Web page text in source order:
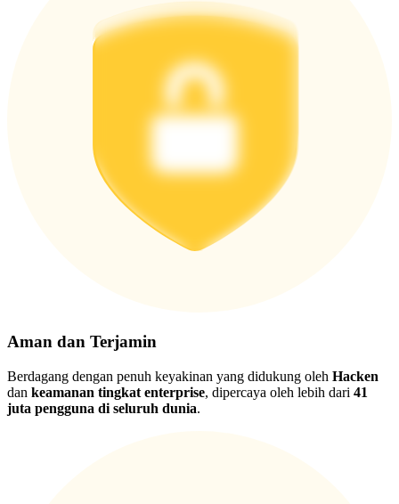
Aman dan Terjamin
Berdagang dengan penuh keyakinan yang didukung oleh Hacken
dan keamanan tingkat enterprise, dipercaya oleh lebih dari 41
juta pengguna di seluruh dunia.